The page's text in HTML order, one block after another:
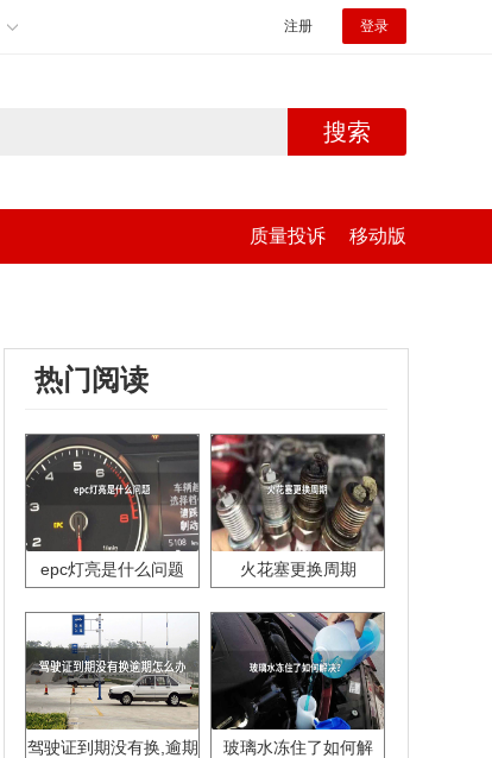
注册 登录
搜索
质量投诉 移动版
热门阅读
epc灯亮是什么问题 火花塞更换周期
驾驶证到期没有换,逾期
玻璃水冻住了如何解